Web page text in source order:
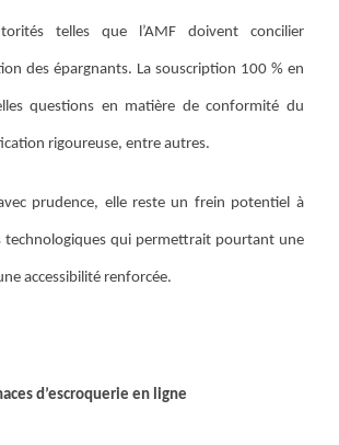
telles que l’AMF doivent concilier
des épargnants. La souscription 100 % en
questions en matière de conformité du
rigoureuse, entre autres.
prudence, elle reste un frein potentiel à
technologiques qui permettrait pourtant une
accessibilité renforcée.
d’escroquerie en ligne